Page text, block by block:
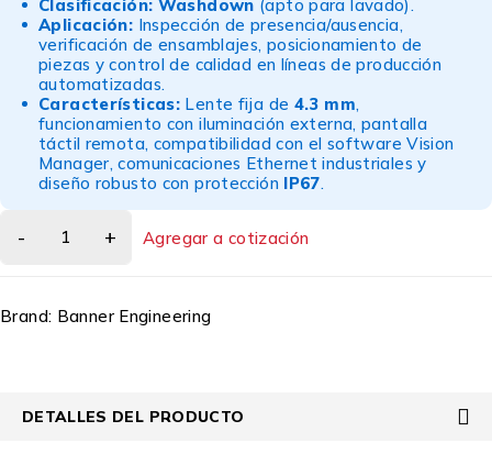
Clasificación: Washdown (apto para lavado).
Aplicación: Inspección de presencia/ausencia,
verificación de ensamblajes, posicionamiento de
piezas y control de calidad en líneas de producción
automatizadas.
Características: Lente fija de 4.3 mm,
funcionamiento con iluminación externa, pantalla
táctil remota, compatibilidad con el software Vision
Manager, comunicaciones Ethernet industriales y
diseño robusto con protección IP67.
Agregar a cotización
Brand: Banner Engineering
DETALLES DEL PRODUCTO